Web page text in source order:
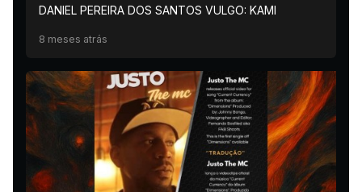
DANIEL PEREIRA DOS SANTOS VULGO: KAMI
8 meses atrás